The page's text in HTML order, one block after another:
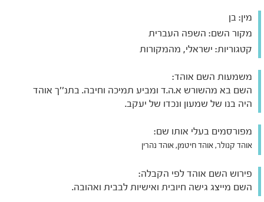
מין: בן
מקור השם: השפה העברית
קטגוריות: ישראלי, מהמקורות
משמעות השם אוהד:
השם בא מהשורש א.ה.ד ומביע תמיכה וחיבה. בתנ''ך אוהד
היה בנו של שמעון ונכדו של יעקב.
מפורסמים בעלי אותו שם:
אוהד קנולר, אוהד חיטמן, אוהד נהרין
פירוש השם אוהד לפי הקבלה:
השם מייצג גישה חיובית ואישיות לבבית ואהובה.